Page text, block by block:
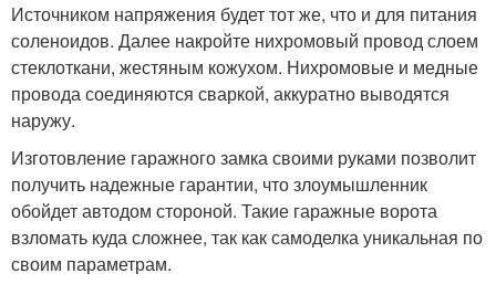
Источником напряжения будет тот же, что и для питания
соленоидов. Далее накройте нихромовый провод слоем
стеклоткани, жестяным кожухом. Нихромовые и медные
провода соединяются сваркой, аккуратно выводятся
наружу.
Изготовление гаражного замка своими руками позволит
получить надежные гарантии, что злоумышленник
обойдет автодом стороной. Такие гаражные ворота
взломать куда сложнее, так как самоделка уникальная по
своим параметрам.